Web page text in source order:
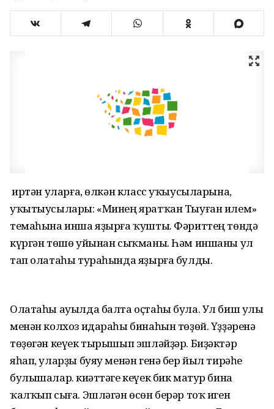
Ә иртән уларға, өлкән класс уҡыусыларына,
уҡытыусылары: «Минең яратҡан Тыуған илем»
темаһына инша яҙырға ҡушты. Фәриттең төндә
күргән төшө уйынан сыҡманы. Һәм иншаны ул
тап олатаһы тураһында яҙырға булды.
Олатаһы ауылда балта оҫтаһы була. Ул биш улы
менән колхоз идараһы бинаһын төҙөй. Үҙҙәренә
төҙөгән кеүек тырышып эшләйҙәр. Биҙәктәр
яһап, уларҙы буяу менән генә бер йыл тирәһе
булышалар. Әкиәттәге кеүек бик матур бина
ҡалҡып сыға. Эшләгән өсөн берәр тоҡ иген